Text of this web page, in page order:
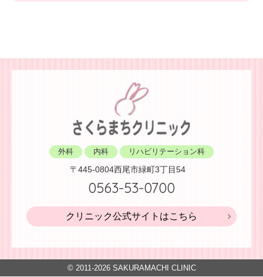
外科 内科 リハビリテーション科
〒445-0804西尾市緑町3丁目54
0563-53-0700
クリニック公式サイトはこちら
© 2011-2026SAKURAMACHI CLINIC